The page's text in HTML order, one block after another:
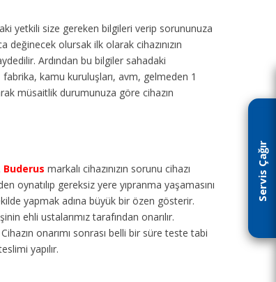
Servis Çağır
yetkili size gereken bilgileri verip sorununuza
olursak ilk olarak cihazınızın
Ardından bu bilgiler sahadaki
kamu kuruluşları, avm, gelmeden 1
müsaitlik durumunuza göre cihazın
Buderus markalı cihazınızın sorunu cihazı
oynatılıp gereksiz yere yıpranma yaşamasını
yapmak adına büyük bir özen gösterir.
ehli ustalarımız tarafından onarılır.
onarımı sonrası belli bir süre teste tabi
yapılır.